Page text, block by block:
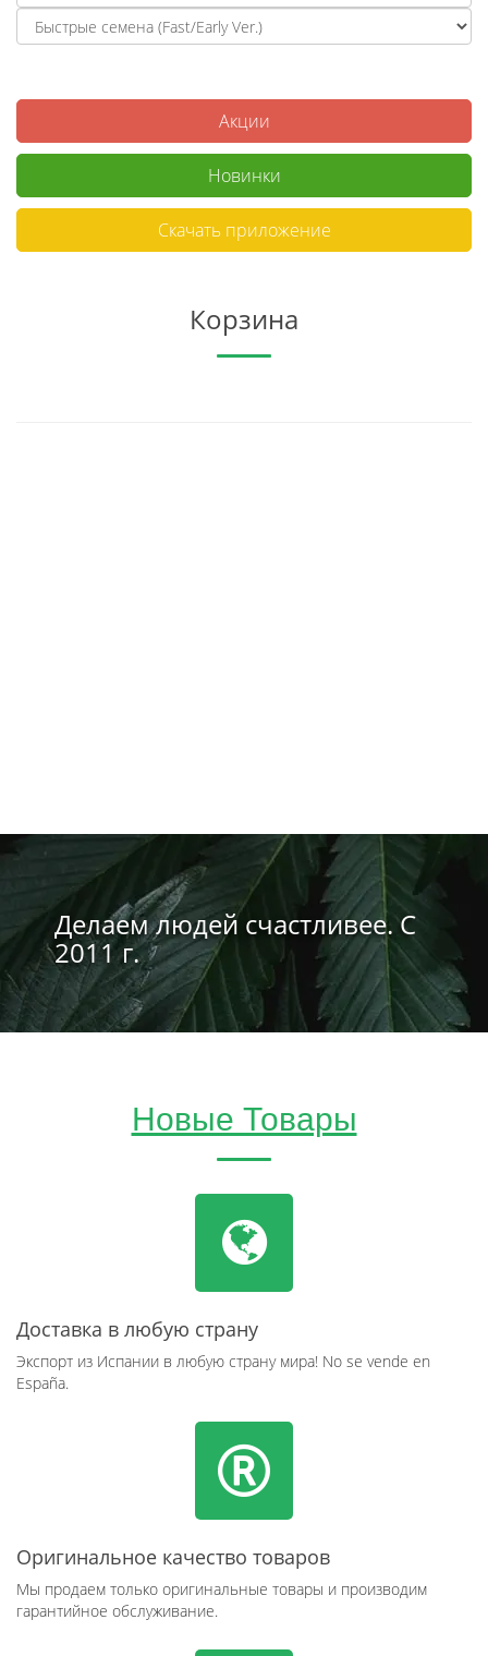
Акции
Новинки
Скачать приложение
Корзина
Делаем людей счастливее. С
2011 г.
Новые Товары
Доставка в любую страну
Экспорт из Испании в любую страну мира! No se vende en
España.
Оригинальное качество товаров
Мы продаем только оригинальные товары и производим
гарантийное обслуживание.